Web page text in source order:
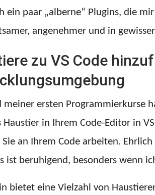
ein paar „alberne“ Plugins, die
angenehmer und in
zu VS Code
meiner ersten Programmierkurse
in Ihrem Code-Editor in
an Ihrem Code arbeiten.
ist beruhigend, besonders wenn
bietet eine Vielzahl von